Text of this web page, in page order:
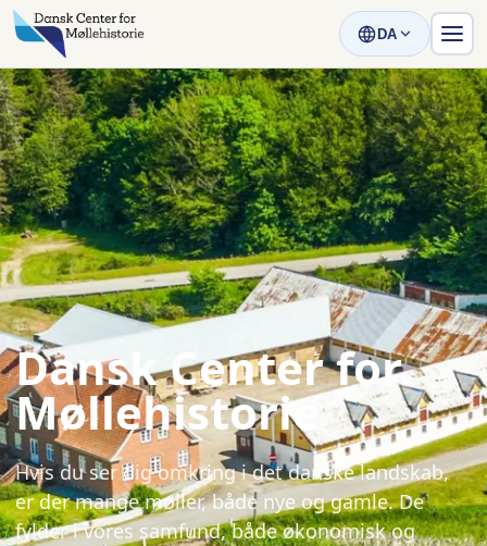
DA
Dansk Center for
Møllehistorie
Hvis du ser dig omkring i det danske landskab,
er der mange møller, både nye og gamle. De
fylder i vores samfund, både økonomisk og